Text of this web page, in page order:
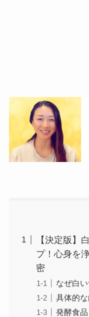
【決定版】
プ！心身を
密
なぜ白
具体的
発酵食